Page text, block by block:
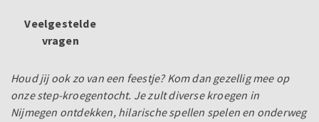
Veelgestelde
vragen
Houd jij ook zo van een feestje? Kom dan gezellig mee op
onze step-kroegentocht. Je zult diverse kroegen in
Nijmegen ontdekken, hilarische spellen spelen en onderweg